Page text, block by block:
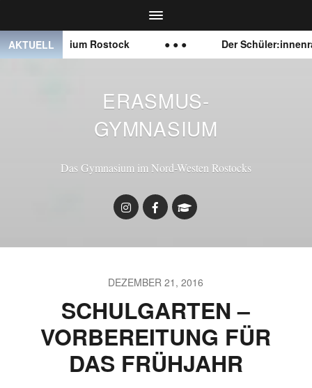
AKTUELL
Gymnasium Rostock Der Schüler:innenrat
ERASMUS-
GYMNASIUM
Das Gymnasium im Nord-Westen Rostocks
DEZEMBER 21, 2016
SCHULGARTEN –
VORBEREITUNG FÜR
DAS FRÜHJAHR